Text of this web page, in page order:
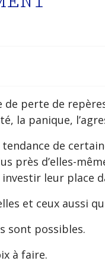
de perte de
la panique,
tendance de
près d’elles-
leur place
et ceux aussi
sont possibles.
à faire.